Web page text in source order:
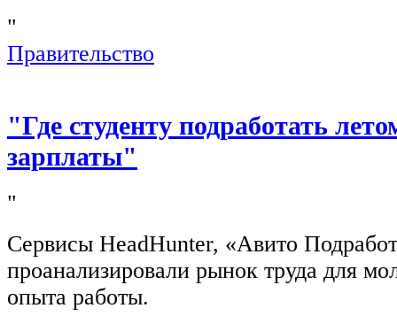
"
Правительство
"Где студенту подработать
зарплаты"
"
Сервисы HeadHunter, «Авито
проанализировали рынок труда для
опыта работы.